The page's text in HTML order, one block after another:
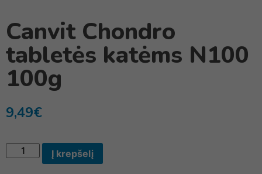
Canvit Chondro
tabletės katėms N100
100g
9,49€
Į krepšelį